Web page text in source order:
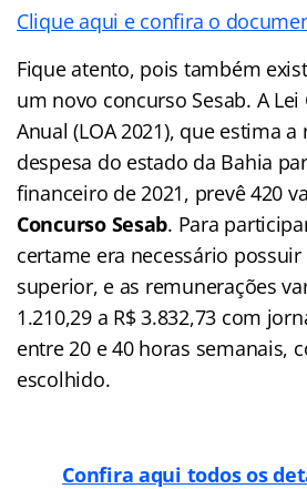
Clique aqui e confira o
Fique atento, pois também
um novo concurso Sesab. A
Anual (LOA 2021), que estima a
despesa do estado da Bahia
financeiro de 2021, prevê 420
Concurso Sesab. Para
certame era necessário
superior, e as remunerações
1.210,29 a R$ 3.832,73 com
entre 20 e 40 horas semanais,
escolhido.
Confira aqui todos os